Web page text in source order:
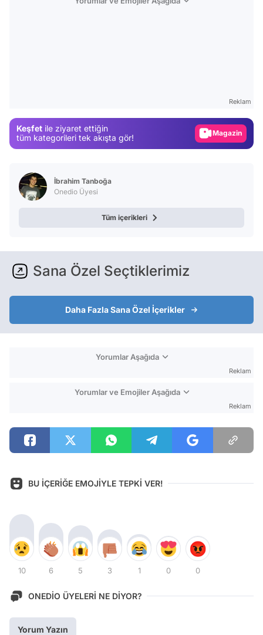
Reklam
Keşfet ile ziyaret ettiğin
tüm kategorileri tek akışta gör!
Video
İbrahim Tanboğa
Onedio Üyesi
Tüm içerikleri
Sana Özel Seçtiklerimiz
Daha Fazla Sana Özel İçerikler
Yorumlar Aşağıda
Reklam
Yorumlar ve Emojiler Aşağıda
Reklam
BU İÇERİĞE EMOJİYLE TEPKİ VER!
10 6 5 3 1 0 0
ONEDİO ÜYELERİ NE DİYOR?
Yorum Yazın